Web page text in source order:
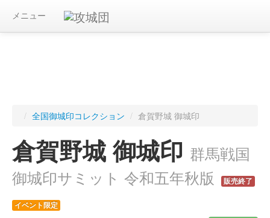
メニュー
/ 全国御城印コレクション / 倉賀野城 御城印
倉賀野城 御城印 群馬戦国
御城印サミット 令和五年秋版
販売終了
イベント限定